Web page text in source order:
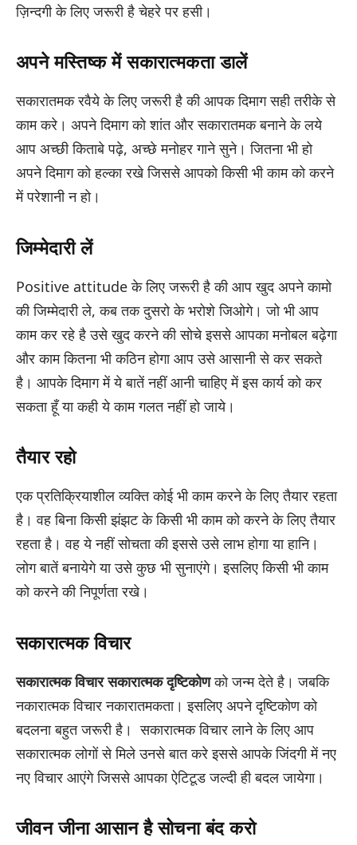
ज़िन्दगी के लिए जरूरी है चेहरे पर हसी।
अपने मस्तिष्क में सकारात्मकता डालें
सकारातमक रवैये के लिए जरूरी है की आपक दिमाग सही तरीके से
काम करे। अपने दिमाग को शांत और सकारातमक बनाने के लये
आप अच्छी किताबे पढ़े, अच्छे मनोहर गाने सुने। जितना भी हो
अपने दिमाग को हल्का रखे जिससे आपको किसी भी काम को करने
में परेशानी न हो।
जिम्मेदारी लें
Positive attitude के लिए जरूरी है की आप खुद अपने कामो
की जिम्मेदारी ले, कब तक दुसरो के भरोशे जिओगे। जो भी आप
काम कर रहे है उसे खुद करने की सोचे इससे आपका मनोबल बढ़ेगा
और काम कितना भी कठिन होगा आप उसे आसानी से कर सकते
है। आपके दिमाग में ये बातें नहीं आनी चाहिए में इस कार्य को कर
सकता हूँ या कही ये काम गलत नहीं हो जाये।
तैयार रहो
एक प्रतिक्रियाशील व्यक्ति कोई भी काम करने के लिए तैयार रहता
है। वह बिना किसी झंझट के किसी भी काम को करने के लिए तैयार
रहता है। वह ये नहीं सोचता की इससे उसे लाभ होगा या हानि।
लोग बातें बनायेगे या उसे कुछ भी सुनाएंगे। इसलिए किसी भी काम
को करने की निपूर्णता रखे।
सकारात्मक विचार
सकारात्मक विचार सकारात्मक दृष्टिकोणको जन्म देते है। जबकि
नकारात्मक विचार नकारातमकता। इसलिए अपने दृष्टिकोण को
बदलना बहुत जरूरी है। सकारात्मक विचार लाने के लिए आप
सकारात्मक लोगों से मिले उनसे बात करे इससे आपके जिंदगी में नए
नए विचार आएंगे जिससे आपका ऐटिटूड जल्दी ही बदल जायेगा।
जीवन जीना आसान है सोचना बंद करो